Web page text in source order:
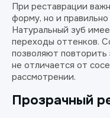
При реставрации
форму, но и
Натуральный зуб
переходы оттенков.
позволяют повторить
не отличается от
рассмотрении.
Прозрачный